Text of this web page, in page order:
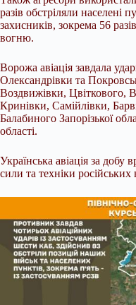
разів обстріляли населені
захисників, зокрема 56
вогню.
Ворожа авіація завдала
Олександрівки та
Воздвижівки, Цвіткового,
Кринівки, Самійлівки,
Балабиного Запорізької
області.
Українська авіація за добу
сили та техніки російських